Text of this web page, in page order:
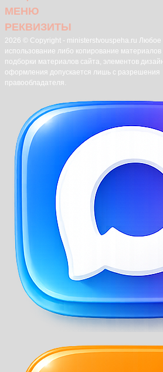
МЕНЮ
РЕКВИЗИТЫ
2026 © Copyright - ministerstvouspeha.ru Любое
использование либо копирование материалов
подборки материалов сайта, элементов
оформления допускается лишь с разрешения
правообладателя.